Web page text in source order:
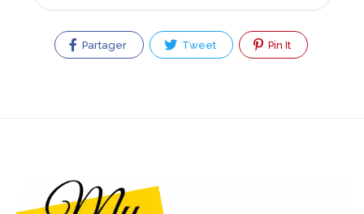
Partager Tweet Pin It